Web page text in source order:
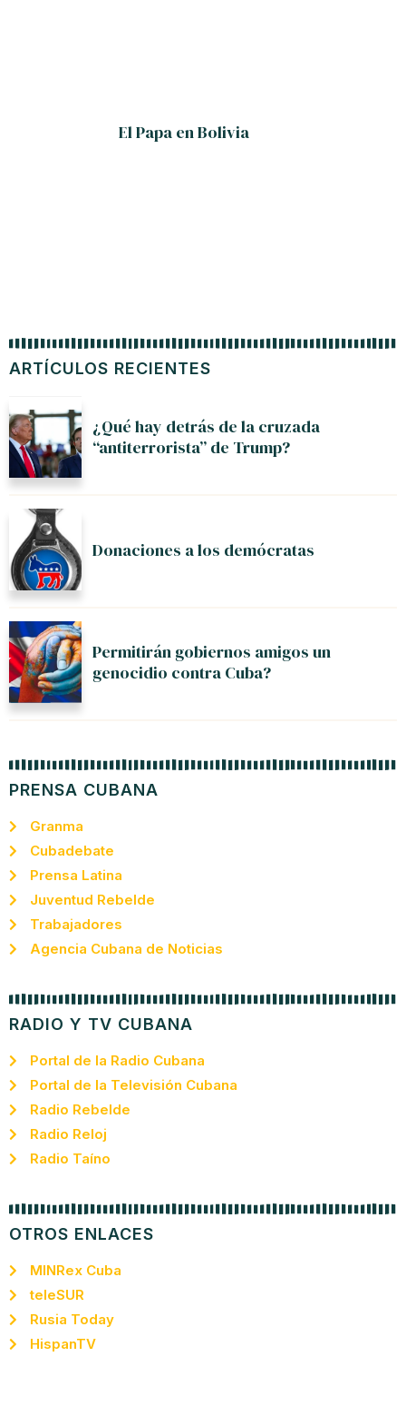
ARTÍCULOS RECIENTES
¿Qué hay detrás de la cruzada
“antiterrorista” de Trump?
Donaciones a los demócratas
Permitirán gobiernos amigos un
genocidio contra Cuba?
PRENSA CUBANA
Granma
Cubadebate
Prensa Latina
Juventud Rebelde
Trabajadores
Agencia Cubana de Noticias
RADIO Y TV CUBANA
Portal de la Radio Cubana
Portal de la Televisión Cubana
Radio Rebelde
Radio Reloj
Radio Taíno
OTROS ENLACES
MINRex Cuba
teleSUR
Rusia Today
HispanTV
El Papa en Bolivia